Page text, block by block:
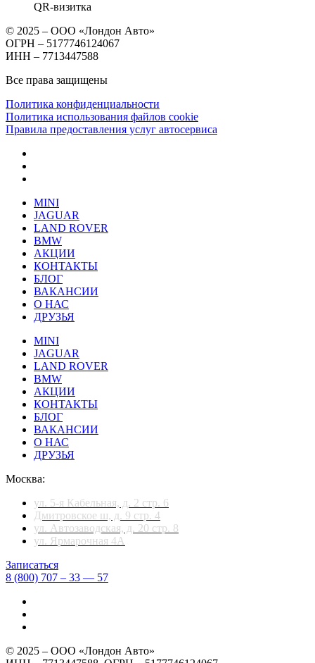
QR-визитка
© 2025 – ООО «Лондон Авто»
ОГРН – 5177746124067
ИНН – 7713447588
Все права защищены
Политика конфиденциальности
Политика использования файлов cookie
Правила предоставления услуг автосервиса
MINI
JAGUAR
LAND ROVER
BMW
АКЦИИ
КОНТАКТЫ
БЛОГ
ВАКАНСИИ
О НАС
ДРУЗЬЯ
MINI
JAGUAR
LAND ROVER
BMW
АКЦИИ
КОНТАКТЫ
БЛОГ
ВАКАНСИИ
О НАС
ДРУЗЬЯ
Москва:
ул. 5-я Кабельная, д. 2 стр. 6
Дмитровское ш, д. 9 стр. 4
ул. Автозаводская, д. 20 стр. 8
ул. Ярмарочная 4А
Записаться
8 (800) 707 – 33 — 57
© 2025 – ООО «Лондон Авто»